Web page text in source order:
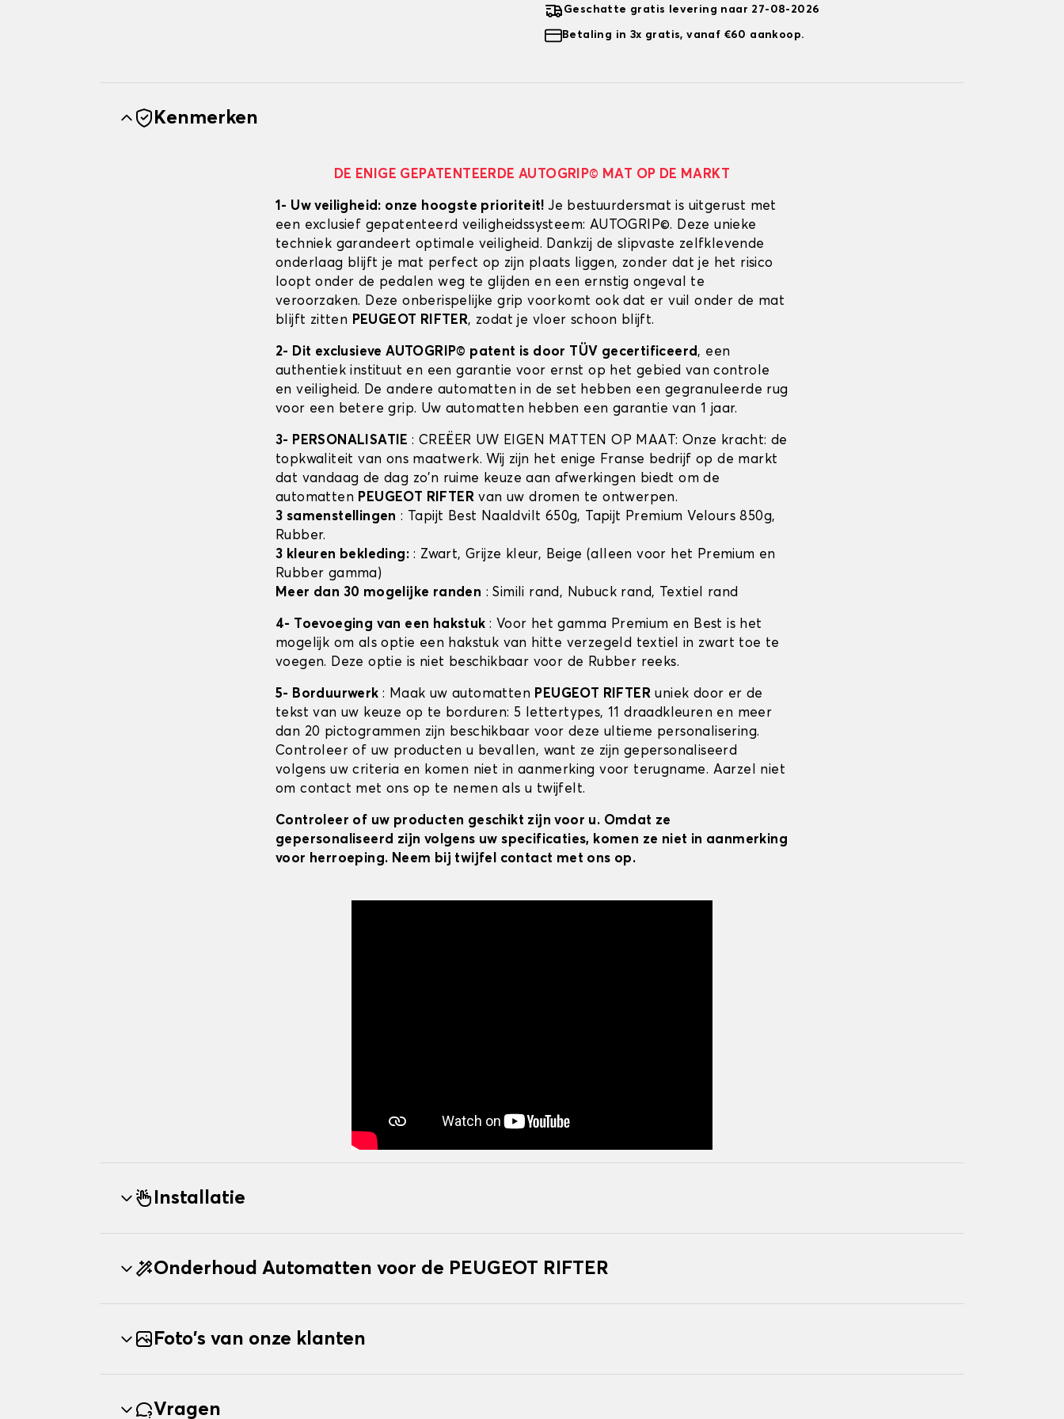
Geschatte gratis levering naar 27-08-2026
Betaling in 3x gratis, vanaf €60 aankoop.
Kenmerken
DE ENIGE GEPATENTEERDE AUTOGRIP© MAT OP DE MARKT
1- Uw veiligheid: onze hoogste prioriteit!Je bestuurdersmat is uitgerust met
een exclusief gepatenteerd veiligheidssysteem: AUTOGRIP©. Deze unieke
techniek garandeert optimale veiligheid. Dankzij de slipvaste zelfklevende
onderlaag blijft je mat perfect op zijn plaats liggen, zonder dat je het risico
loopt onder de pedalen weg te glijden en een ernstig ongeval te
veroorzaken. Deze onberispelijke grip voorkomt ook dat er vuil onder de mat
blijft zitten PEUGEOT RIFTER, zodat je vloer schoon blijft.
2- Dit exclusieve AUTOGRIP© patent is door TÜV gecertificeerd, een
authentiek instituut en een garantie voor ernst op het gebied van controle
en veiligheid. De andere automatten in de set hebben een gegranuleerde rug
voor een betere grip. Uw automatten hebben een garantie van 1 jaar.
3- PERSONALISATIE: CREËER UW EIGEN MATTEN OP MAAT: Onze kracht: de
topkwaliteit van ons maatwerk. Wij zijn het enige Franse bedrijf op de markt
dat vandaag de dag zo'n ruime keuze aan afwerkingen biedt om de
automatten PEUGEOT RIFTER van uw dromen te ontwerpen.
3 samenstellingen : Tapijt Best Naaldvilt 650g, Tapijt Premium Velours 850g,
Rubber.
3 kleuren bekleding: : Zwart, Grijze kleur, Beige (alleen voor het Premium en
Rubber gamma)
Meer dan 30 mogelijke randen : Simili rand, Nubuck rand, Textiel rand
4- Toevoeging van een hakstuk : Voor het gamma Premium en Best is het
mogelijk om als optie een hakstuk van hitte verzegeld textiel in zwart toe te
voegen. Deze optie is niet beschikbaar voor de Rubber reeks.
5- Borduurwerk : Maak uw automatten PEUGEOT RIFTER uniek door er de
tekst van uw keuze op te borduren: 5 lettertypes, 11 draadkleuren en meer
dan 20 pictogrammen zijn beschikbaar voor deze ultieme personalisering.
Controleer of uw producten u bevallen, want ze zijn gepersonaliseerd
volgens uw criteria en komen niet in aanmerking voor terugname. Aarzel niet
om contact met ons op te nemen als u twijfelt.
Controleer of uw producten geschikt zijn voor u. Omdat ze
gepersonaliseerd zijn volgens uw specificaties, komen ze niet in aanmerking
voor herroeping. Neem bij twijfel contact met ons op.
Installatie
Onderhoud Automatten voor de PEUGEOT RIFTER
Foto's van onze klanten
Vragen